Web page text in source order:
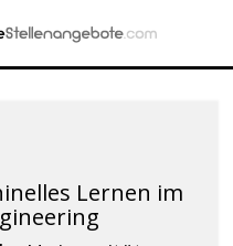
Lernen im